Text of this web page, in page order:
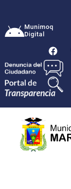
Munimoq
Digital